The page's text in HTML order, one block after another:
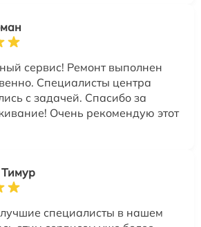
сервис! Ремонт выполнен
Специалисты центра
с задачей. Спасибо за
Очень рекомендую этот
специалисты в нашем